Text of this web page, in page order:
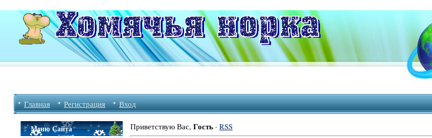
Главная Регистрация Вход
Меню Сайта
Приветствую Вас, Гость· RSS